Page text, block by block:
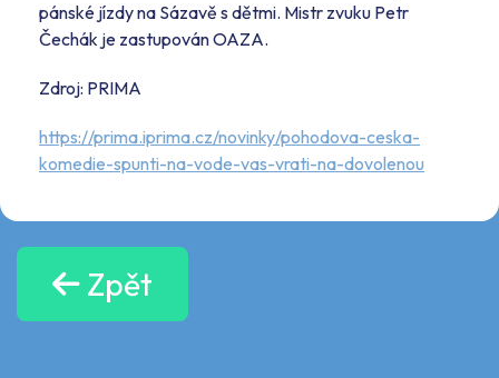
pánské jízdy na Sázavě s dětmi. Mistr zvuku Petr
Čechák je zastupován OAZA.
Zdroj: PRIMA
https://prima.iprima.cz/novinky/pohodova-ceska-
komedie-spunti-na-vode-vas-vrati-na-dovolenou
Zpět